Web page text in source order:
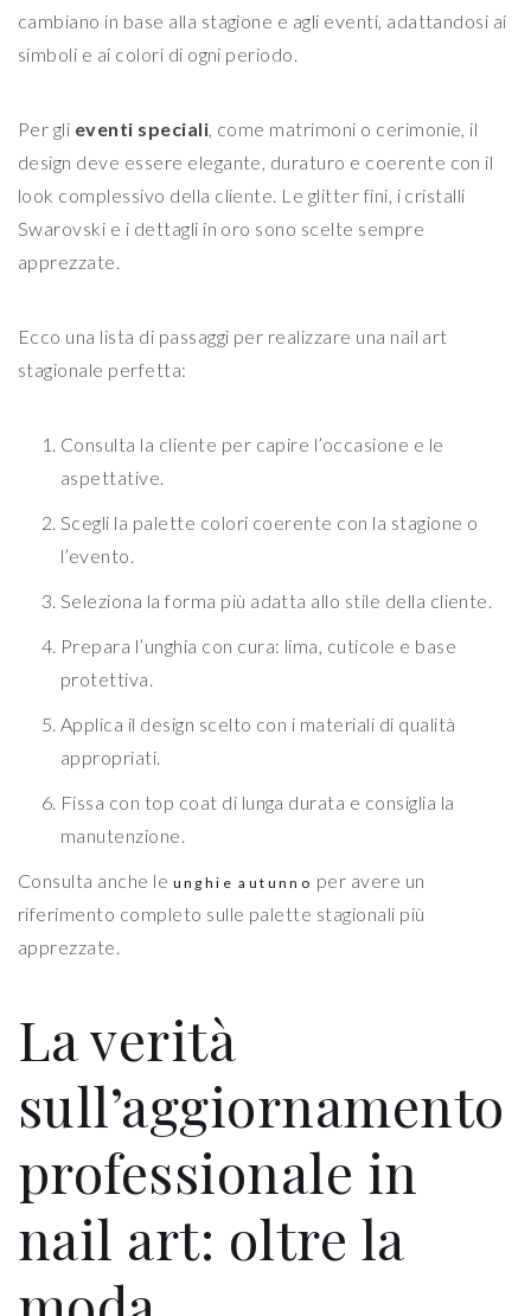
cambiano in base alla stagione e agli eventi, adattandosi ai
simboli e ai colori di ogni periodo.
Per gli eventi speciali , come matrimoni o cerimonie, il
design deve essere elegante, duraturo e coerente con il
look complessivo della cliente. Le glitter fini, i cristalli
Swarovski e i dettagli in oro sono scelte sempre
apprezzate.
Ecco una lista di passaggi per realizzare una nail art
stagionale perfetta:
Consulta la cliente per capire l’occasione e le
aspettative.
Scegli la palette colori coerente con la stagione o
l’evento.
Seleziona la forma più adatta allo stile della cliente.
Prepara l’unghia con cura: lima, cuticole e base
protettiva.
Applica il design scelto con i materiali di qualità
appropriati.
Fissa con top coat di lunga durata e consiglia la
manutenzione.
Consulta anche le unghie autunno per avere un
riferimento completo sulle palette stagionali più
apprezzate.
La verità
sull’aggiornamento
professionale in
nail art: oltre la